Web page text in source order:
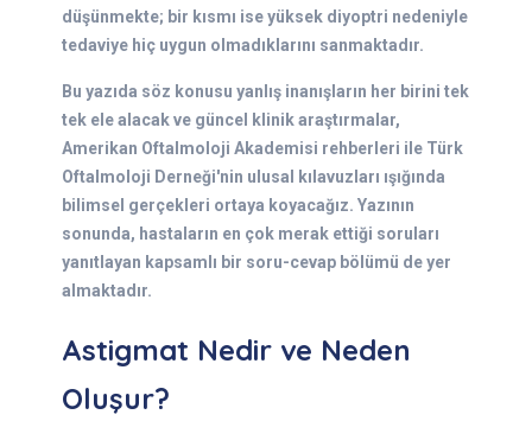
düşünmekte; bir kısmı ise yüksek diyoptri nedeniyle
tedaviye hiç uygun olmadıklarını sanmaktadır.
Bu yazıda söz konusu yanlış inanışların her birini tek
tek ele alacak ve güncel klinik araştırmalar,
Amerikan Oftalmoloji Akademisi rehberleri ile Türk
Oftalmoloji Derneği'nin ulusal kılavuzları ışığında
bilimsel gerçekleri ortaya koyacağız. Yazının
sonunda, hastaların en çok merak ettiği soruları
yanıtlayan kapsamlı bir soru-cevap bölümü de yer
almaktadır.
Astigmat Nedir ve Neden
Oluşur?